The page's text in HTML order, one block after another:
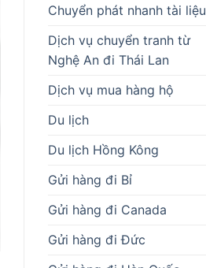
Chuyển phát nhanh tài liệu
Dịch vụ chuyển tranh từ
Nghệ An đi Thái Lan
Dịch vụ mua hàng hộ
Du lịch
Du lịch Hồng Kông
Gửi hàng đi Bỉ
Gửi hàng đi Canada
Gửi hàng đi Đức